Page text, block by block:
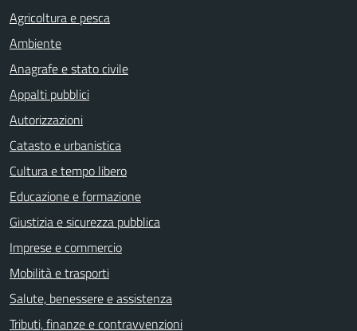
Agricoltura e pesca
Ambiente
Anagrafe e stato civile
Appalti pubblici
Autorizzazioni
Catasto e urbanistica
Cultura e tempo libero
Educazione e formazione
Giustizia e sicurezza pubblica
Imprese e commercio
Mobilità e trasporti
Salute, benessere e assistenza
Tributi, finanze e contravvenzioni